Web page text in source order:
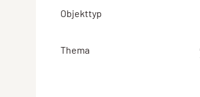
Objekttyp
Thema